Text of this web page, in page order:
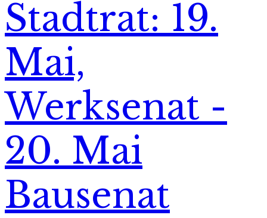
Stadtrat: 19.
Mai,
Werksenat -
20. Mai
Bausenat